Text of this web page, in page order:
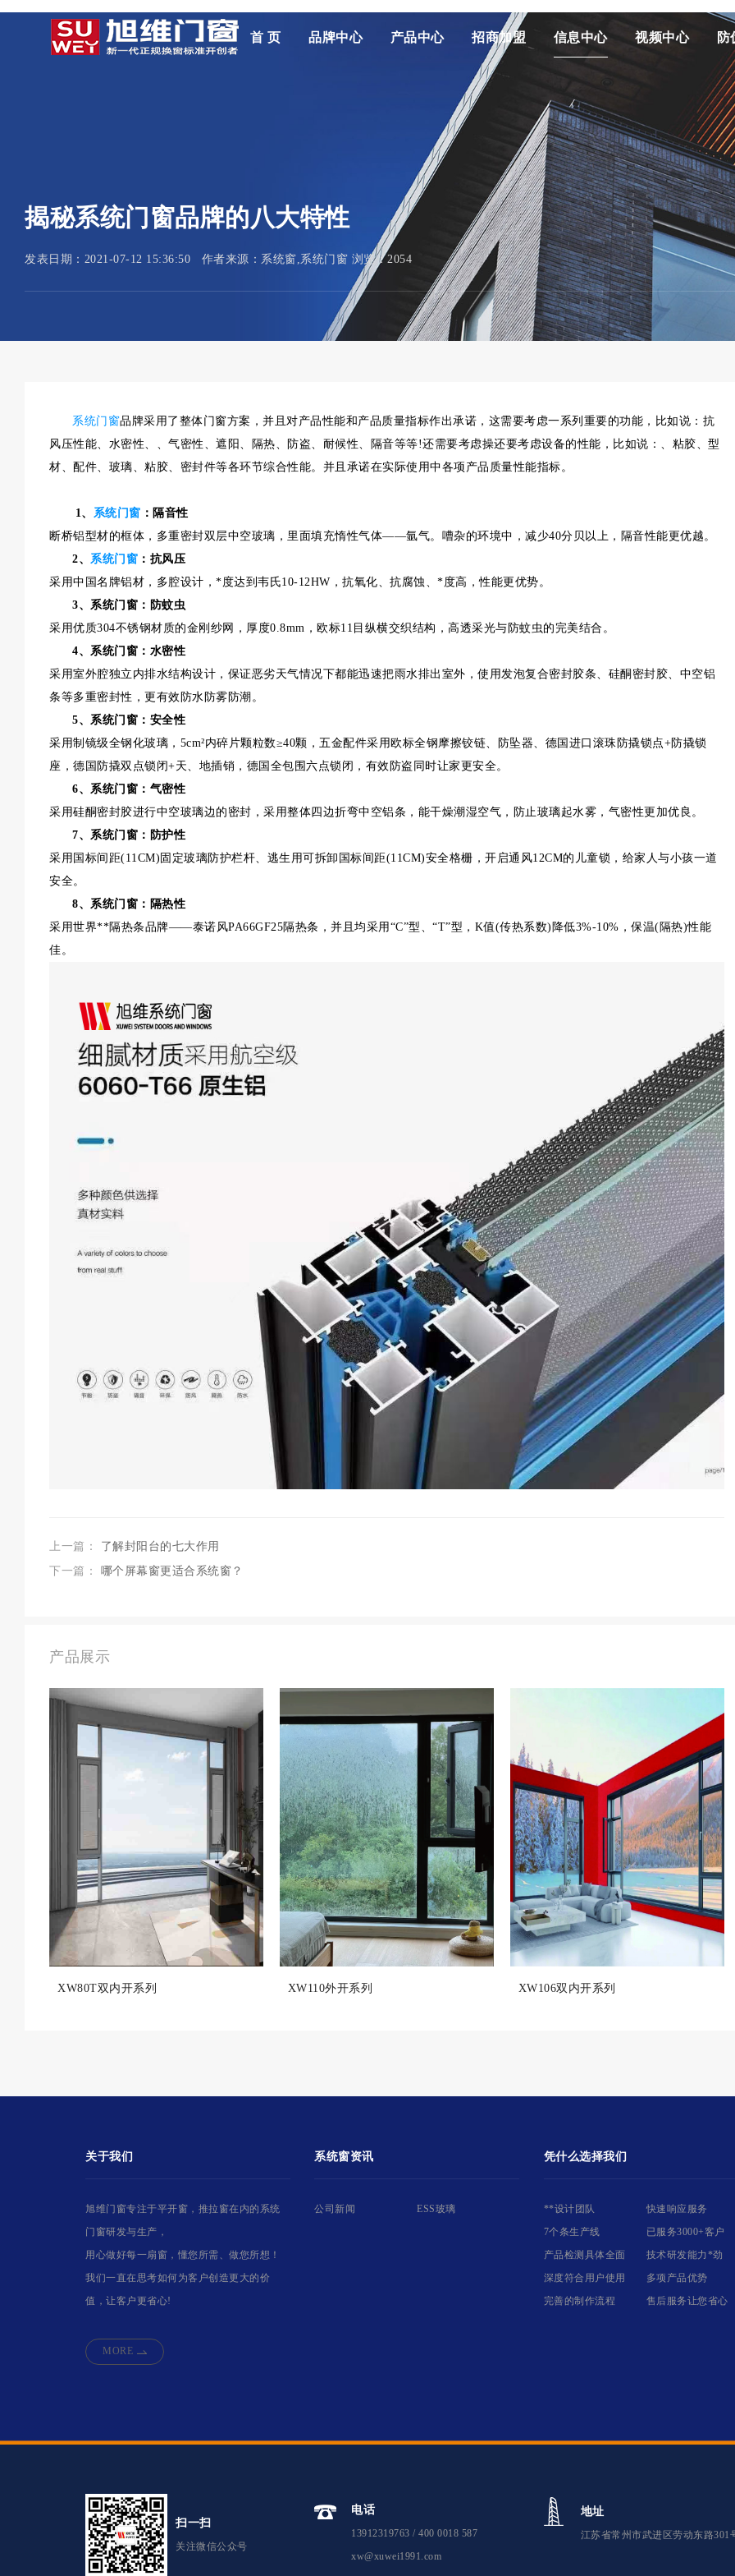
首 页 品牌中心 产品中心 招商加盟 信息中心 视频中心 防
揭秘系统门窗品牌的八大特性
发表日期：2021-07-12 15:36:50 作者来源：系统窗,系统门窗 浏览：2054
系统门窗品牌采用了整体门窗方案，并且对产品性能和产品质量指标作出承诺，这需要考虑一系列重要的功能，比如说：抗
风压性能、水密性、、气密性、遮阳、隔热、防盗、耐候性、隔音等等!还需要考虑操还要考虑设备的性能，比如说：、粘胶、型
材、配件、玻璃、粘胶、密封件等各环节综合性能。并且承诺在实际使用中各项产品质量性能指标。
1、 系统门窗 ：隔音性
断桥铝型材的框体，多重密封双层中空玻璃，里面填充惰性气体——氩气。嘈杂的环境中，减少40分贝以上，隔音性能更优越。
2、 系统门窗 ：抗风压
采用中国名牌铝材，多腔设计，*度达到韦氏10-12HW，抗氧化、抗腐蚀、*度高，性能更优势。
3、系统门窗：防蚊虫
采用优质304不锈钢材质的金刚纱网，厚度0.8mm，欧标11目纵横交织结构，高透采光与防蚊虫的完美结合。
4、系统门窗：水密性
采用室外腔独立内排水结构设计，保证恶劣天气情况下都能迅速把雨水排出室外，使用发泡复合密封胶条、硅酮密封胶、中空铝
条等多重密封性，更有效防水防雾防潮。
5、系统门窗：安全性
采用制镜级全钢化玻璃，5cm²内碎片颗粒数≥40颗，五金配件采用欧标全钢摩擦铰链、防坠器、德国进口滚珠防撬锁点+防撬锁
座，德国防撬双点锁闭+天、地插销，德国全包围六点锁闭，有效防盗同时让家更安全。
6、系统门窗：气密性
采用硅酮密封胶进行中空玻璃边的密封，采用整体四边折弯中空铝条，能干燥潮湿空气，防止玻璃起水雾，气密性更加优良。
7、系统门窗：防护性
采用国标间距(11CM)固定玻璃防护栏杆、逃生用可拆卸国标间距(11CM)安全格栅，开启通风12CM的儿童锁，给家人与小孩一道
安全。
8、系统门窗：隔热性
采用世界**隔热条品牌——泰诺风PA66GF25隔热条，并且均采用“C”型、“T”型，K值(传热系数)降低3%-10%，保温(隔热)性能
佳。
上一篇： 了解封阳台的七大作用
下一篇： 哪个屏幕窗更适合系统窗？
产品展示
XW80T双内开系列 XW110外开系列 XW106双内开系列
关于我们
旭维门窗专注于平开窗，推拉窗在内的系统
门窗研发与生产，
用心做好每一扇窗，懂您所需、做您所想！
我们一直在思考如何为客户创造更大的价
值，让客户更省心!
MORE
系统窗资讯
公司新闻 ESS玻璃
凭什么选择我们
**设计团队
快速响应服务
7个条生产线
已服务3000+客户
产品检测具体全面
技术研发能力*劲
深度符合用户使用
多项产品优势
完善的制作流程
售后服务让您省心
扫一扫
关注微信公众号
电话
13912319763 / 400 0018 587
xw@xuwei1991.com
地址
江苏省常州市武进区劳动东路301